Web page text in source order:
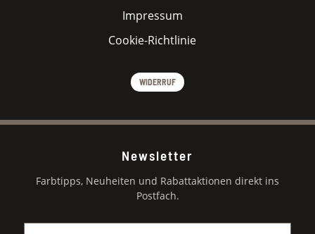
Impressum
Cookie-Richtlinie
WIDERRUF
Newsletter
Farbtipps, Neuheiten und Rabattaktionen direkt ins
Postfach.